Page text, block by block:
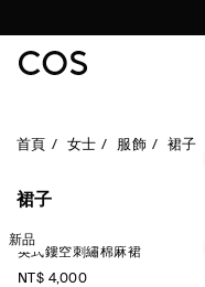
首頁 女士 服飾 裙子
裙子
新品
英式鏤空刺繡棉麻裙
NT$ 4,000